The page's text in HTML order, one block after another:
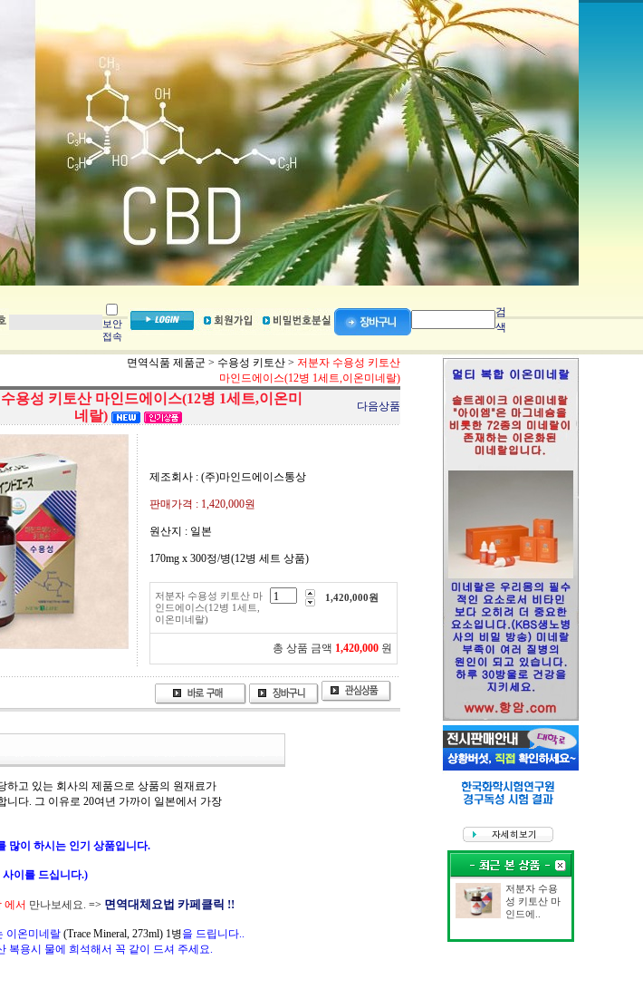
보안
접속
검
색
면역식품 제품군 > 수용성 키토산 > 저분자 수용성 키토산
마인드에이스(12병 1세트,이온미네랄)
용성 키토산 마인드에이스(12병 1세트,이온미
네랄)
다음상품
제조회사 : (주)마인드에이스통상
판매가격 : 1,420,000원
원산지 : 일본
170mg x 300정/병(12병 세트 상품)
저분자 수용성 키토산 마
인드에이스(12병 1세트,
이온미네랄)
1,420,000원
총 상품 금액 1,420,000 원
하고 있는 회사의 제품으로 상품의 원재료가
니다. 그 이유로 20여년 가까이 일본에서 가장
많이 하시는 인기 상품입니다.
사이를 드십니다.)
에서 만나보세요. => 면역대체요법 카페클릭 !!
이온미네랄 (Trace Mineral, 273ml) 1병을 드립니다..
복용시 물에 희석해서 꼭 같이 드셔 주세요.
저분자 수용
성 키토산 마
인드에..